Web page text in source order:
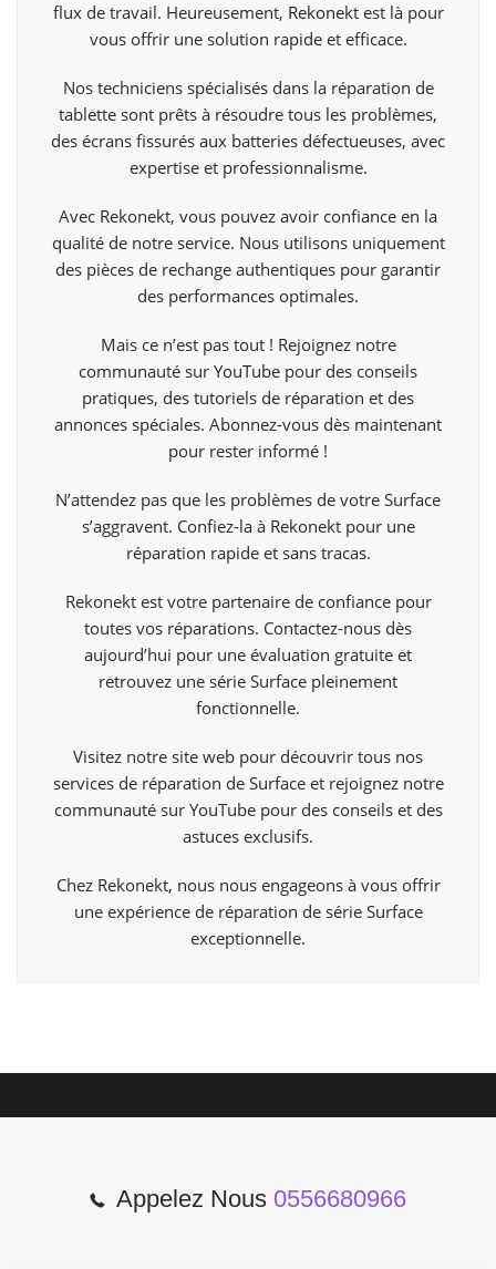
flux de travail. Heureusement, Rekonektest là pour
vous offrir une solution rapide et efficace.
Nos techniciens spécialisés dans la réparation de
tablette sont prêts à résoudre tous les problèmes,
des écrans fissurés aux batteries défectueuses, avec
expertise et professionnalisme.
Avec Rekonekt, vous pouvez avoir confiance en la
qualité de notre service. Nous utilisons uniquement
des pièces de rechange authentiques pour garantir
des performances optimales.
Mais ce n’est pas tout ! Rejoignez notre
communauté sur YouTube pour des conseils
pratiques, des tutoriels de réparation et des
annonces spéciales. Abonnez-vous dès maintenant
pour rester informé !
N’attendez pas que les problèmes de votre Surface
s’aggravent. Confiez-la à Rekonekt pour une
réparation rapide et sans tracas.
Rekonekt est votre partenaire de confiance pour
toutes vos réparations. Contactez-nous dès
aujourd’hui pour une évaluation gratuite et
retrouvez une série Surface pleinement
fonctionnelle.
Visitez notre site web pour découvrir tous nos
services de réparation de Surface et rejoignez notre
communauté sur YouTube pour des conseils et des
astuces exclusifs.
Chez Rekonekt, nous nous engageons à vous offrir
une expérience de réparation de série Surface
exceptionnelle.
Appelez Nous 0556680966